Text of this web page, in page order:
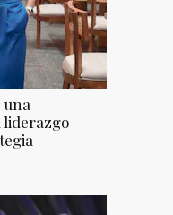
una
liderazgo